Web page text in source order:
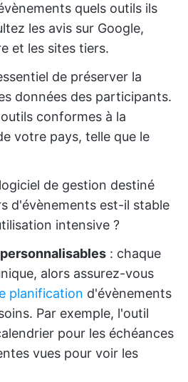
quels outils ils
les avis sur Google,
et les sites tiers.
de préserver la
données des participants.
conformes à la
votre pays, telle que le
de gestion destiné
d'évènements est-il stable
intensive ?
: chaque
alors assurez-vous
planification d'évènements
Par exemple, l'outil
pour les échéances
vues pour voir les